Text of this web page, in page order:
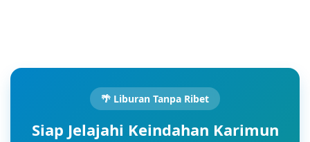
🌴 Liburan Tanpa Ribet
Siap Jelajahi Keindahan Karimun